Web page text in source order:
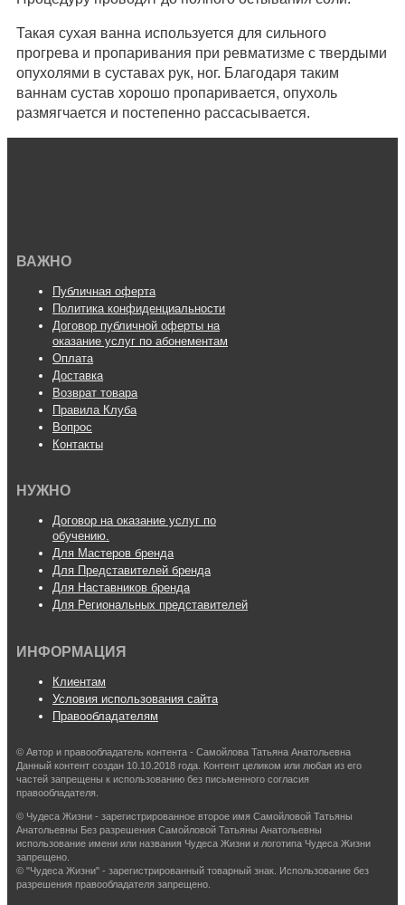
Такая сухая ванна используется для сильного
прогрева и пропаривания при ревматизме с твердыми
опухолями в суставах рук, ног. Благодаря таким
ваннам сустав хорошо пропаривается, опухоль
размягчается и постепенно рассасывается.
ВАЖНО
Публичная оферта
Политика конфиденциальности
Договор публичной оферты на
оказание услуг по абонементам
Оплата
Доставка
Возврат товара
Правила Клуба
Вопрос
Контакты
НУЖНО
Договор на оказание услуг по
обучению.
Для Мастеров бренда
Для Представителей бренда
Для Наставников бренда
Для Региональных представителей
ИНФОРМАЦИЯ
Клиентам
Условия использования сайта
Правообладателям
© Автор и правообладатель контента - Самойлова Татьяна Анатольевна
Данный контент создан 10.10.2018 года. Контент целиком или любая из его
частей запрещены к использованию без письменного согласия
правообладателя.
© Чудеса Жизни - зарегистрированное второе имя Самойловой Татьяны
Анатольевны Без разрешения Самойловой Татьяны Анатольевны
использование имени или названия Чудеса Жизни и логотипа Чудеса Жизни
запрещено.
© "Чудеса Жизни" - зарегистрированный товарный знак. Использование без
разрешения правообладателя запрещено.